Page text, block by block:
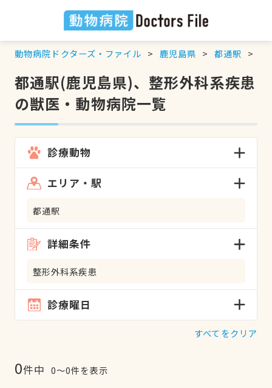
動物病院ドクターズ・ファイル 鹿児島県 都通駅
都通駅(鹿児島県)、整形外科系疾患
の獣医・動物病院一覧
診療動物
エリア・駅
都通駅
詳細条件
整形外科系疾患
診療曜日
すべてをクリア
0件中 0〜0件を表示